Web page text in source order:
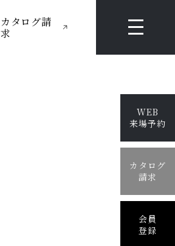
カタログ請
求
WEB
来場予約
カタログ
請求
会員
登録